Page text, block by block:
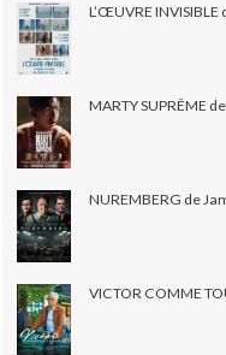
L’ŒUVRE
MARTY SUPRÊME
NUREMBERG de
VICTOR COMME